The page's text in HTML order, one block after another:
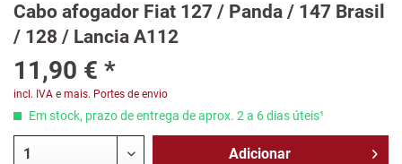
Cabo afogador Fiat 127 / Panda / 147 Brasil
/ 128 / Lancia A112
11,90 € *
incl. IVA e mais. Portes de envio
Em stock, prazo de entrega de aprox. 2 a 6 dias úteis¹
Adicionar